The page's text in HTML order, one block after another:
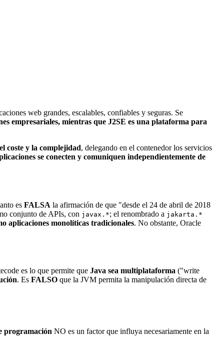
web grandes, escalables, confiables y seguras. Se
empresariales, mientras que J2SE es una plataforma para
coste y la complejidad, delegando en el contenedor los servicios
se conecten y comuniquen independientemente de
es FALSA la afirmación de que "desde el 24 de abril de 2018
conjunto de APIs, con javax.*; el renombrado a jakarta.*
aplicaciones monolíticas tradicionales. No obstante, Oracle
es lo que permite que Java sea multiplataforma ("write
. Es FALSO que la JVM permita la manipulación directa de
programación NO es un factor que influya necesariamente en la